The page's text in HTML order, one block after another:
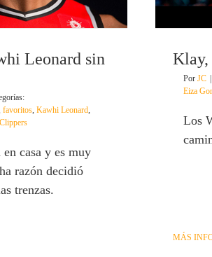
Leonard sin
favoritos, Kawhi Leonard,
casa y es muy
razón decidió
trenzas.
Klay,
Por JC
Eiza
Los
MÁS